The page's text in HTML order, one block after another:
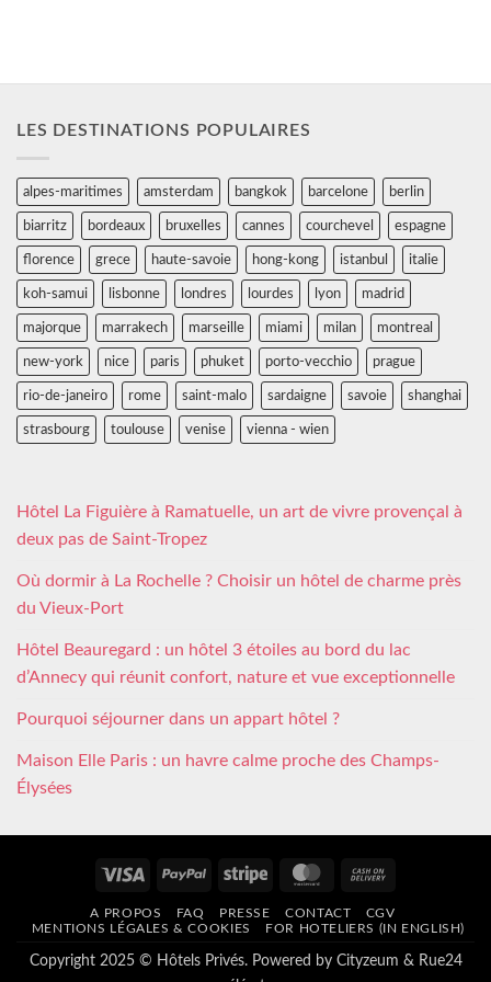
LES DESTINATIONS POPULAIRES
alpes-maritimes amsterdam bangkok barcelone berlin
biarritz bordeaux bruxelles cannes courchevel espagne
florence grece haute-savoie hong-kong istanbul italie
koh-samui lisbonne londres lourdes lyon madrid
majorque marrakech marseille miami milan montreal
new-york nice paris phuket porto-vecchio prague
rio-de-janeiro rome saint-malo sardaigne savoie shanghai
strasbourg toulouse venise vienna - wien
Hôtel La Figuière à Ramatuelle, un art de vivre provençal à
deux pas de Saint-Tropez
Où dormir à La Rochelle ? Choisir un hôtel de charme près
du Vieux-Port
Hôtel Beauregard : un hôtel 3 étoiles au bord du lac
d’Annecy qui réunit confort, nature et vue exceptionnelle
Pourquoi séjourner dans un appart hôtel ?
Maison Elle Paris : un havre calme proche des Champs-
Élysées
Visa PayPal Stripe MasterCard
Delivery
A PROPOS FAQ PRESSE CONTACT
CGV
MENTIONS LÉGALES & COOKIES
FOR HOTELIERS (IN ENGLISH)
Copyright 2025 © Hôtels Privés. Powered by Cityzeum & Rue24